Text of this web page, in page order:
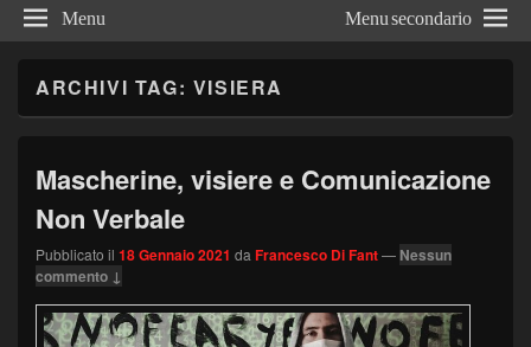
Menu Menu secondario
ARCHIVI TAG: VISIERA
Mascherine, visiere e Comunicazione
Non Verbale
Pubblicato il 18 Gennaio 2021 da Francesco Di Fant— Nessun
commento ↓